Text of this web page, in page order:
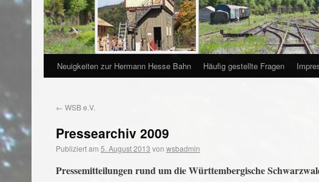
Neuigkeiten zur Hermann Hesse Bahn Häufig gestellte Fragen
← WSB e.V.
Pressearchiv 2009
Publiziert am 5. August 2013 von wsbadmin
Pressemitteilungen rund um die Württembergische